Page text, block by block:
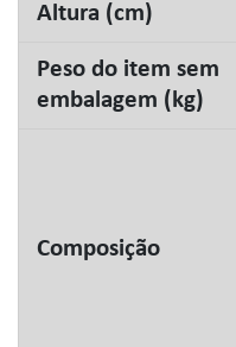
Altura (cm)
Peso do item sem
embalagem (kg)
Composição